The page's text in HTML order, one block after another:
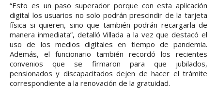
“Esto es un paso superador porque con esta aplicación
digital los usuarios no solo podrán prescindir de la tarjeta
física si quieren, sino que también podrán recargarla de
manera inmediata”, detalló Villada a la vez que destacó el
uso de los medios digitales en tiempo de pandemia.
Además, el funcionario también recordó los recientes
convenios que se firmaron para que jubilados,
pensionados y discapacitados dejen de hacer el trámite
correspondiente a la renovación de la gratuidad.